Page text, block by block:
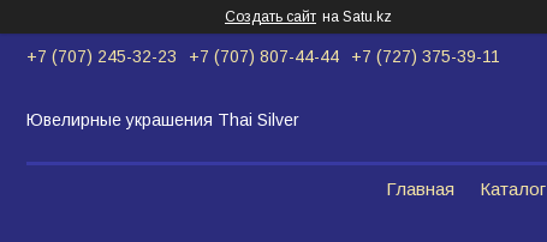
Создать сайт на Satu.kz
+7 (707) 245-32-23 +7 (707) 807-44-44 +7 (727) 375-39-11
Ювелирные украшения Thai Silver
Главная Каталог